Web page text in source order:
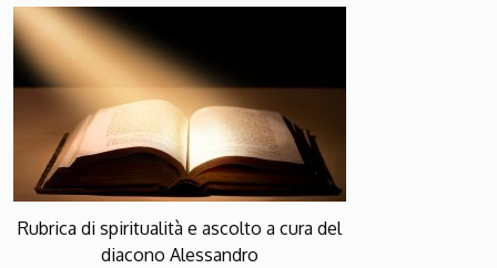
Rubrica di spiritualità e ascolto a cura del
diacono Alessandro